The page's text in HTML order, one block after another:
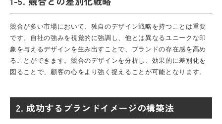
競合が多い市場において、独自のデザイン戦略を持つことは重要
です。自社の強みを視覚的に強調し、他とは異なるユニークな印
象を与えるデザインを生み出すことで、ブランドの存在感を高め
ることができます。競合のデザインを分析し、効果的に差別化を
図ることで、顧客の心をより強く捉えることが可能となります。
2. 成功するブランドイメージの構築法